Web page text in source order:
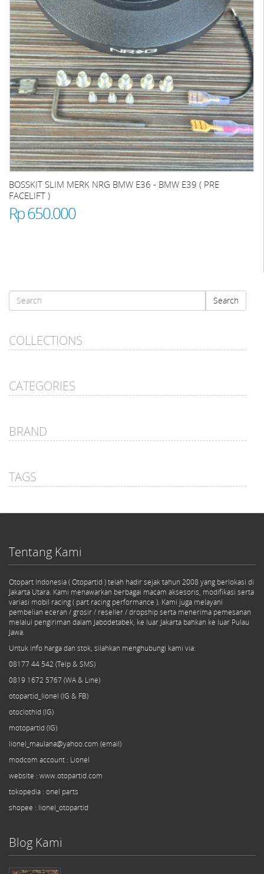
BOSSKIT SLIM MERK NRG BMW E36 - BMW E39 ( PRE
FACELIFT )
Rp 650.000
Search
Search
COLLECTIONS
CATEGORIES
BRAND
TAGS
Tentang Kami
Otopart Indonesia ( Otopartid ) telah hadir sejak tahun 2008 yang berlokasi di
Jakarta Utara. Kami menawarkan berbagai macam aksesoris, modifikasi serta
variasi mobil racing ( part racing performance ). Kami juga melayani
pembelian eceran / grosir / reseller / dropship serta menerima pemesanan
melalui pengiriman dalam Jabodetabek, ke luar Jakarta bahkan ke luar Pulau
Jawa.
Untuk info harga dan stok, silahkan menghubungi kami via:
08177 44 542 (Telp & SMS)
0819 1672 5767 (WA & Line)
otopartid_lionel (IG & FB)
otoclothid (IG)
motopartid (IG)
lionel_maulana@yahoo.com (email)
modcom account : Lionel
website : www.otopartid.com
tokopedia : onel parts
shopee : lionel_otopartid
Blog Kami